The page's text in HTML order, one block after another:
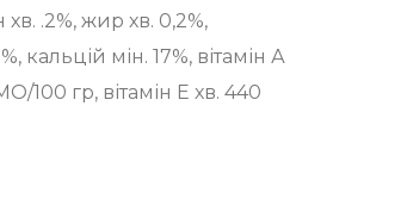
.2%, жир хв. 0,2%,
кальцій мін. 17%, вітамін А
100 гр, вітамін Е хв. 440